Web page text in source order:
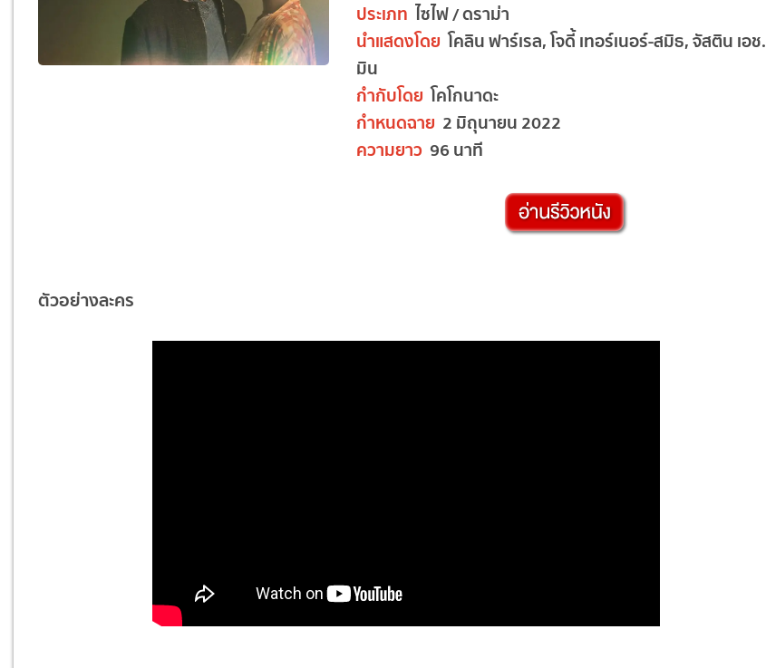
ประเภท ไซไฟ / ดราม่า
นำแสดงโดย โคลิน ฟาร์เรล, โจดี้ เทอร์เนอร์-สมิธ, จัสติน เอช.
มิน
กำกับโดย โคโกนาดะ
กำหนดฉาย 2 มิถุนายน 2022
ความยาว96 นาที
ตัวอย่างละคร